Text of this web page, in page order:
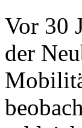
Vor 30
der